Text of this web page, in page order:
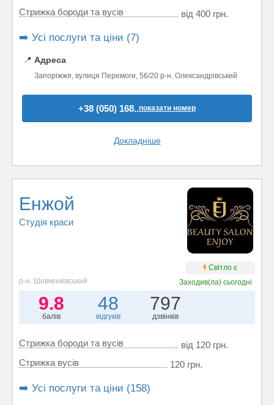
Стрижка бороди та вусів від 400 грн.
➡️ Усі послуги та ціни (7)
📍 Адреса
Запоріжжя, вулиця Перемоги, 56/20 р-н. Олександрівський
+38 (050) 168..показати номер
Докладніше
Енжой
Студія краси
Світло є
р-н. Шевченківський
Заходив(ла)сьогодні
9.8
балів
48
відгуків
797
дзвінків
Стрижка бороди та вусів
від 120 грн.
Стрижка вусів
120 грн.
➡️ Усі послуги та ціни (158)